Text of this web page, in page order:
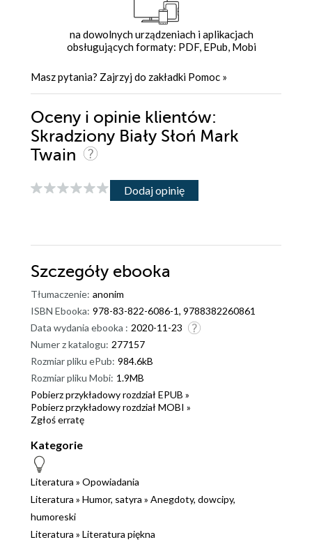
na dowolnych urządzeniach i aplikacjach
obsługujących formaty: PDF, EPub, Mobi
Masz pytania? Zajrzyj do zakładki Pomoc »
Oceny i opinie klientów:
Skradziony Biały Słoń Mark
Twain
Dodaj opinię
Szczegóły ebooka
Tłumaczenie: anonim
ISBN Ebooka: 978-83-822-6086-1, 9788382260861
Data wydania ebooka : 2020-11-23
Numer z katalogu: 277157
Rozmiar pliku ePub: 984.6kB
Rozmiar pliku Mobi: 1.9MB
Pobierz przykładowy rozdział EPUB »
Pobierz przykładowy rozdział MOBI »
Zgłoś erratę
Kategorie
Literatura » Opowiadania
Literatura » Humor, satyra » Anegdoty, dowcipy,
humoreski
Literatura » Literatura piękna